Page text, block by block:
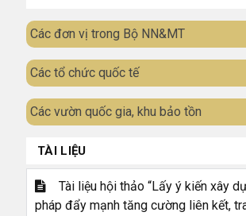
Các đơn vị trong Bộ NN&MT
Các tổ chức quốc tế
Các vườn quốc gia, khu bảo tồn
TÀI LIỆU
Tài liệu hội thảo “Lấy ý kiến xây
pháp đẩy mạnh tăng cường liên kết,